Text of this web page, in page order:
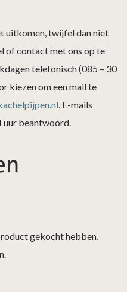
uitkomen, twijfel dan niet
of contact met ons op te
telefonisch (085 – 30
kiezen om een mail te
. E-mails
uur beantwoord.
gekocht hebben,